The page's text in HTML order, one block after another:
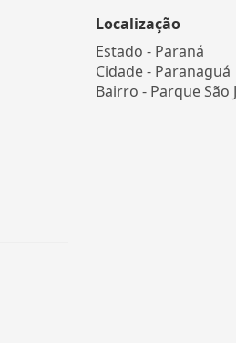
Localização
Estado - Paraná
Cidade - Paranaguá
Bairro - Parque São